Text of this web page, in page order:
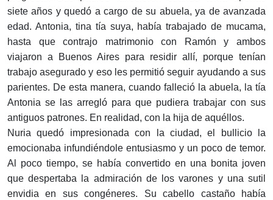
siete años y quedó a cargo de su abuela, ya de avanzada
edad. Antonia, tina tía suya, había trabajado de mucama,
hasta que contrajo matrimonio con Ramón y ambos
viajaron a Buenos Aires para residir allí, porque tenían
trabajo asegurado y eso les permitió seguir ayudando a sus
parientes. De esta manera, cuando falleció la abuela, la tía
Antonia se las arregló para que pudiera trabajar con sus
antiguos patrones. En realidad, con la hija de aquéllos.
Nuria quedó impresionada con la ciudad, el bullicio la
emocionaba infundiéndole entusiasmo y un poco de temor.
Al poco tiempo, se había convertido en una bonita joven
que despertaba la admiración de los varones y una sutil
envidia en sus congéneres. Su cabello castaño había